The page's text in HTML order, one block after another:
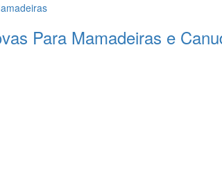
Para Mamadeiras e